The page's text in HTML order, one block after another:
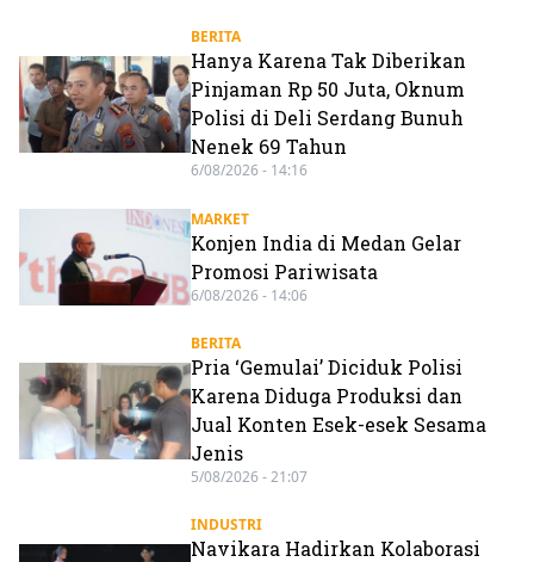
BERITA
Hanya Karena Tak Diberikan
Pinjaman Rp 50 Juta, Oknum
Polisi di Deli Serdang Bunuh
Nenek 69 Tahun
6/08/2026 - 14:16
MARKET
Konjen India di Medan Gelar
Promosi Pariwisata
6/08/2026 - 14:06
BERITA
Pria ‘Gemulai’ Diciduk Polisi
Karena Diduga Produksi dan
Jual Konten Esek-esek Sesama
Jenis
5/08/2026 - 21:07
INDUSTRI
Navikara Hadirkan Kolaborasi